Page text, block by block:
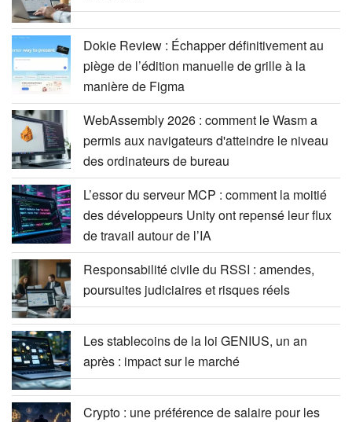
Dokie Review : Échapper définitivement au
piège de l’édition manuelle de grille à la
manière de Figma
WebAssembly 2026 : comment le Wasm a
permis aux navigateurs d'atteindre le niveau
des ordinateurs de bureau
L’essor du serveur MCP : comment la moitié
des développeurs Unity ont repensé leur flux
de travail autour de l’IA
Responsabilité civile du RSSI : amendes,
poursuites judiciaires et risques réels
Les stablecoins de la loi GENIUS, un an
après : impact sur le marché
Crypto : une préférence de salaire pour les